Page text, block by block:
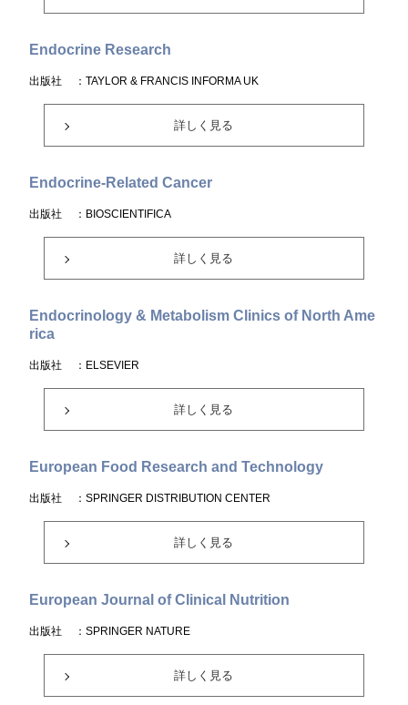
Endocrine Research
出版社 ：TAYLOR & FRANCIS INFORMA UK
詳しく見る
Endocrine-Related Cancer
出版社 ：BIOSCIENTIFICA
詳しく見る
Endocrinology & Metabolism Clinics of North Ame
rica
出版社 ：ELSEVIER
詳しく見る
European Food Research and Technology
出版社 ：SPRINGER DISTRIBUTION CENTER
詳しく見る
European Journal of Clinical Nutrition
出版社 ：SPRINGER NATURE
詳しく見る